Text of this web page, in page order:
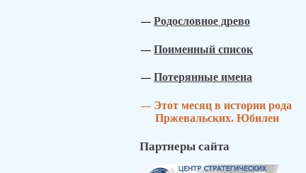
Родословное древо
Поименный список
Потерянные имена
Этот месяц в истории рода
Пржевальских. Юбилеи
Партнеры сайта